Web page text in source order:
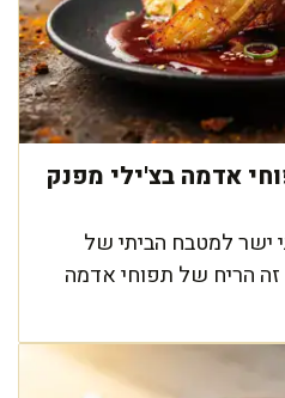
אדמה בצ'ילי מפנק
ישר למטבח הביתי של
הריח של תפוחי אדמה